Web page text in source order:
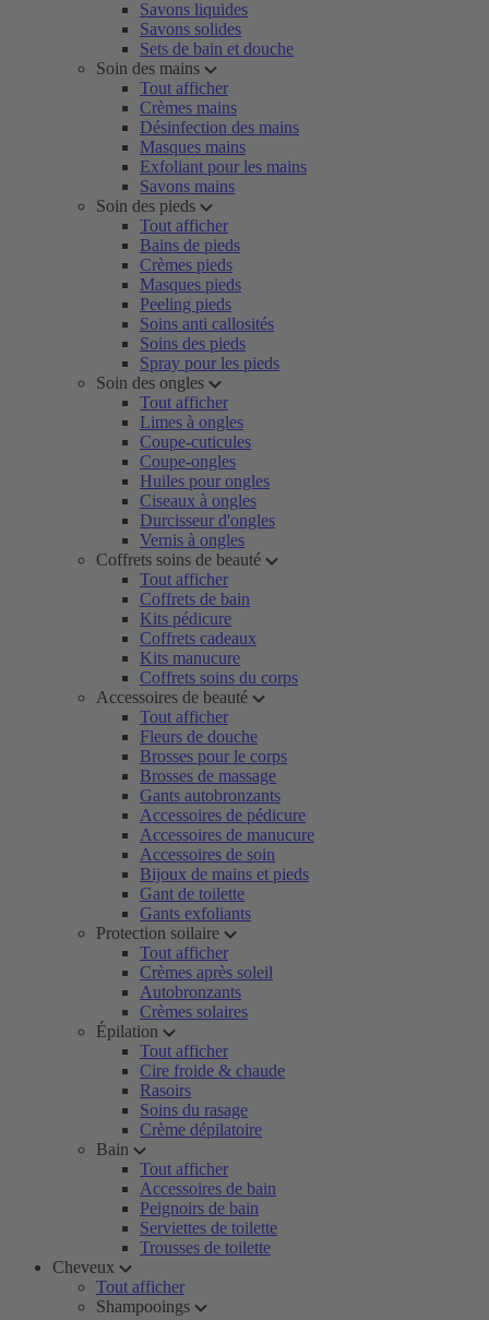
Savons liquides
Savons solides
Sets de bain et douche
Soin des mains
Tout afficher
Crèmes mains
Désinfection des mains
Masques mains
Exfoliant pour les mains
Savons mains
Soin des pieds
Tout afficher
Bains de pieds
Crèmes pieds
Masques pieds
Peeling pieds
Soins anti callosités
Soins des pieds
Spray pour les pieds
Soin des ongles
Tout afficher
Limes à ongles
Coupe-cuticules
Coupe-ongles
Huiles pour ongles
Ciseaux à ongles
Durcisseur d'ongles
Vernis à ongles
Coffrets soins de beauté
Tout afficher
Coffrets de bain
Kits pédicure
Coffrets cadeaux
Kits manucure
Coffrets soins du corps
Accessoires de beauté
Tout afficher
Fleurs de douche
Brosses pour le corps
Brosses de massage
Gants autobronzants
Accessoires de pédicure
Accessoires de manucure
Accessoires de soin
Bijoux de mains et pieds
Gant de toilette
Gants exfoliants
Protection soilaire
Tout afficher
Crèmes après soleil
Autobronzants
Crèmes solaires
Épilation
Tout afficher
Cire froide & chaude
Rasoirs
Soins du rasage
Crème dépilatoire
Bain
Tout afficher
Accessoires de bain
Peignoirs de bain
Serviettes de toilette
Trousses de toilette
Cheveux
Tout afficher
Shampooings